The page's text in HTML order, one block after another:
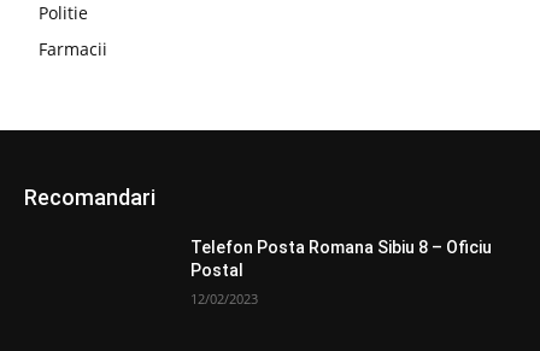
Politie
Farmacii
Recomandari
Telefon Posta Romana Sibiu 8 – Oficiu
Postal
12/02/2023